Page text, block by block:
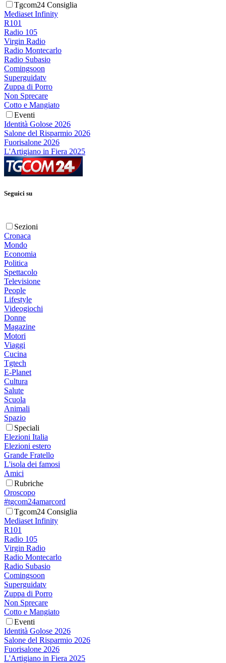
Tgcom24 Consiglia
Mediaset Infinity
R101
Radio 105
Virgin Radio
Radio Montecarlo
Radio Subasio
Comingsoon
Superguidatv
Zuppa di Porro
Non Sprecare
Cotto e Mangiato
Eventi
Identità Golose 2026
Salone del Risparmio 2026
Fuorisalone 2026
L'Artigiano in Fiera 2025
Seguici su
Sezioni
Cronaca
Mondo
Economia
Politica
Spettacolo
Televisione
People
Lifestyle
Videogiochi
Donne
Magazine
Motori
Viaggi
Cucina
Tgtech
E-Planet
Cultura
Salute
Scuola
Animali
Spazio
Speciali
Elezioni Italia
Elezioni estero
Grande Fratello
L'isola dei famosi
Amici
Rubriche
Oroscopo
#tgcom24amarcord
Tgcom24 Consiglia
Mediaset Infinity
R101
Radio 105
Virgin Radio
Radio Montecarlo
Radio Subasio
Comingsoon
Superguidatv
Zuppa di Porro
Non Sprecare
Cotto e Mangiato
Eventi
Identità Golose 2026
Salone del Risparmio 2026
Fuorisalone 2026
L'Artigiano in Fiera 2025